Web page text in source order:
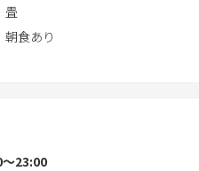
畳
朝食あり
23:00